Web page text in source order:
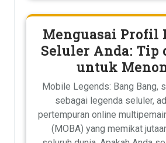
Menguasai Profil
Seluler Anda: Tip
untuk
Mobile Legends: Bang Bang,
sebagai legenda seluler,
pertempuran online
(MOBA) yang memikat